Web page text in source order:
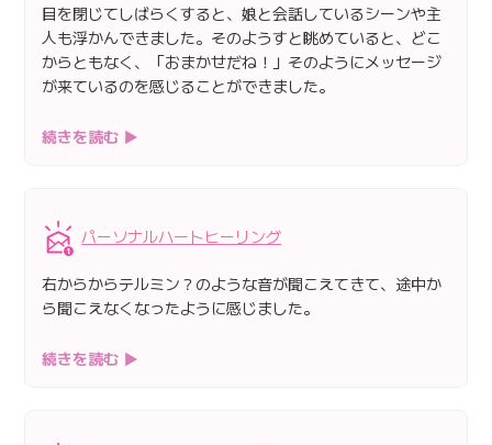
目を閉じてしばらくすると、娘と会話しているシーンや主
人も浮かんできました。そのようすと眺めていると、どこ
からともなく、「おまかせだね！」そのようにメッセージ
が来ているのを感じることができました。
続きを読む ▶
パーソナルハートヒーリング
右からからテルミン？のような音が聞こえてきて、途中か
ら聞こえなくなったように感じました。
続きを読む ▶